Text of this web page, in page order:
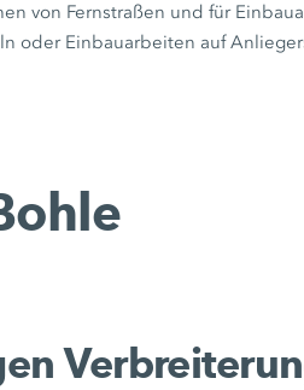
von Fernstraßen und für
oder Einbauarbeiten auf